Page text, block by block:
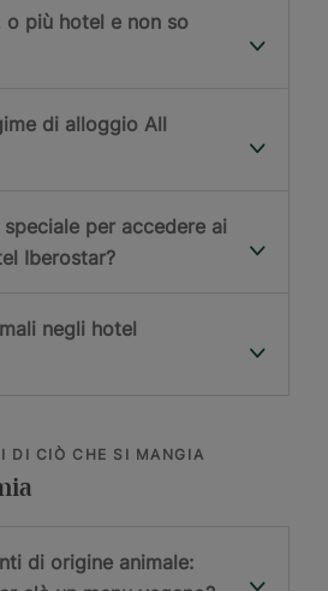
più hotel e non so
di alloggio All
per accedere ai
Iberostar?
negli hotel
DI CIÒ CHE SI MANGIA
di origine animale: